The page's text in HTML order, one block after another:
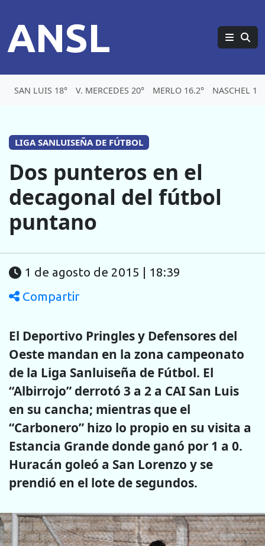
ANSL
SAN LUIS 18° V. MERCEDES 20° MERLO 16.2° NASCHEL
LIGA SANLUISEÑA DE FÚTBOL
Dos punteros en el
decagonal del fútbol
puntano
1 de agosto de 2015 | 18:39
Compartir
El Deportivo Pringles y Defensores del
Oeste mandan en la zona campeonato
de la Liga Sanluiseña de Fútbol. El
“Albirrojo” derrotó 3 a 2 a CAI San Luis
en su cancha; mientras que el
“Carbonero” hizo lo propio en su visita a
Estancia Grande donde ganó por 1 a 0.
Huracán goleó a San Lorenzo y se
prendió en el lote de segundos.